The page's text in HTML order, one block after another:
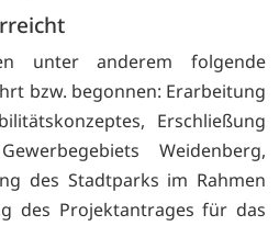
unter anderem folgende
bzw. begonnen: Erarbeitung
Erschließung
Weidenberg,
des Stadtparks im Rahmen
des Projektantrages für das